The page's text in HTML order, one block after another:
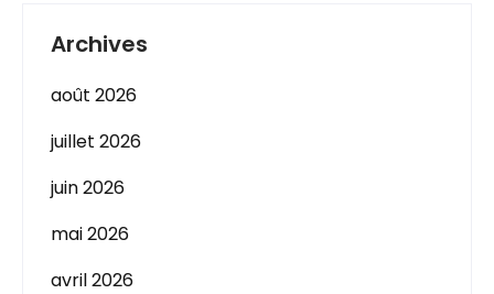
Archives
août 2026
juillet 2026
juin 2026
mai 2026
avril 2026